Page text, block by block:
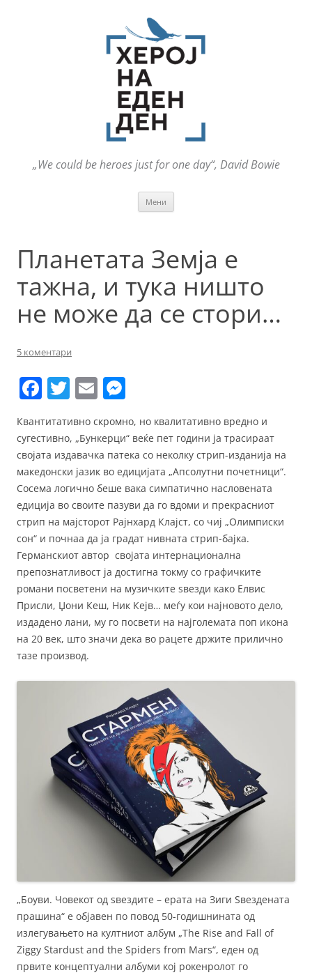
„We could be heroes just for one day“, David Bowie
Мени
Планетата Земја е
тажна, и тука ништо
не може да се стори…
5 коментари
F
c
e
b
o
o
k
T
itt
er
E
ai
l
ss
e
n
g
er
Квантитативно скромно, но квалитативно вредно и
сугестивно, „Бункерци“ веќе пет години ја трасираат
својата издавачка патека со неколку стрип-изданија на
македонски јазик во едицијата „Апсолутни почетници“.
Сосема логично беше вака симпатично насловената
едиција во своите пазуви да го вдоми и прекрасниот
стрип на мајсторот Рајнхард Клајст, со чиј „Олимписки
сон“ и почнаа да ја градат нивната стрип-бајка.
Германскиот автор својата интернационална
препознатливост ја достигна токму со графичките
романи посветени на музичките ѕвезди како Елвис
Присли, Џони Кеш, Ник Кејв… меѓу кои најновото дело,
издадено лани, му го посвети на најголемата поп икона
на 20 век, што значи дека во рацете држите прилично
тазе производ.
„Боуви. Човекот од ѕвездите – ерата на Зиги Ѕвездената
прашина“ е објавен по повод 50-годишнината од
излегувањето на култниот албум „The Rise and Fall of
Ziggy Stardust and the Spiders from Mars“, еден од
првите концептуални албуми кој рокенролот го